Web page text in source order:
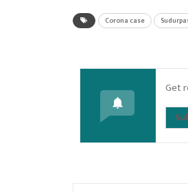
Corona case
Get